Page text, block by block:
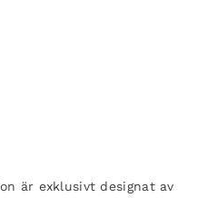
är exklusivt designat av